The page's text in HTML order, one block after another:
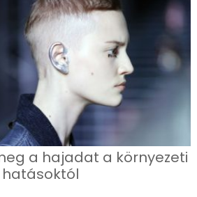
a hajadat a környezeti
hatásoktól